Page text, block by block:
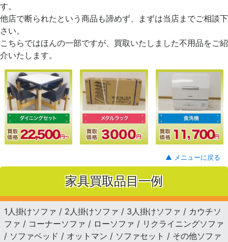
す。
他店で断られたという商品も諦めず、まずは当店までご相談下
さい。
こちらではほんの一部ですが、買取いたしました不用品をご紹
介いたします。
▲ メニューに戻る
家具買取品目一例
1人掛けソファ / 2人掛けソファ / 3人掛けソファ / カウチソ
ファ / コーナーソファ / ローソファ / リクライニングソファ
/ ソファベッド / オットマン / ソファセット / その他ソファ